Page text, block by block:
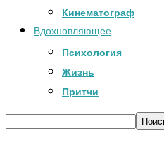
Кинематограф
Вдохновляющее
Психология
Жизнь
Притчи